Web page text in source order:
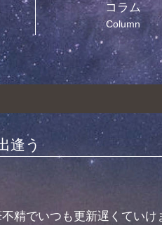
コラム
Column
逢う
精でいつも更新遅くてい